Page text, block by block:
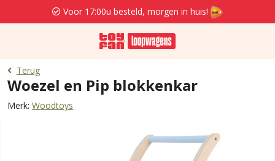
Voor 17:00u besteld, morgen in huis!
Terug
Woezel en Pip blokkenkar
Merk: Woodtoys